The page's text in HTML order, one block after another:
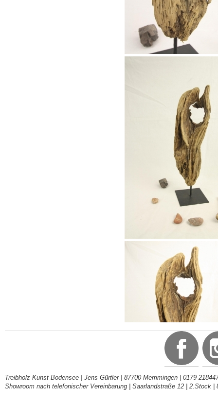
Treibholz Kunst Bodensee | Jens Gürtler | 87700 Memmingen | 0179-
Showroom nach telefonischer Vereinbarung | Saarlandstraße 12 | 2.Stock |